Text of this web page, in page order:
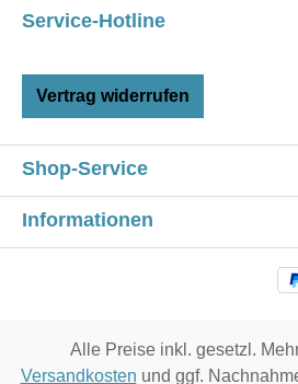
Service-Hotline
Vertrag widerrufen
Shop-Service
Informationen
Alle Preise inkl. gesetzl.
Versandkosten und ggf.